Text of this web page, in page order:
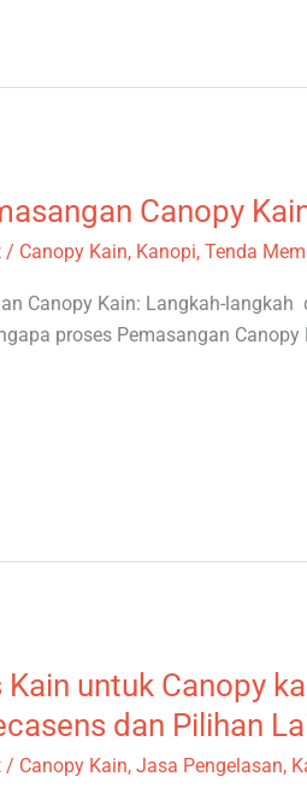
Canopy
/ Canopy Kain, Kanopi, Tenda
Canopy Kain: Langkah-langkah
proses Pemasangan
untuk Canopy
dan Pilihan
/ Canopy Kain, Jasa Pengelasan,